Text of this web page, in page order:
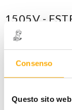
Consenso
Questo sito
1505V -
Maggiori dettagli